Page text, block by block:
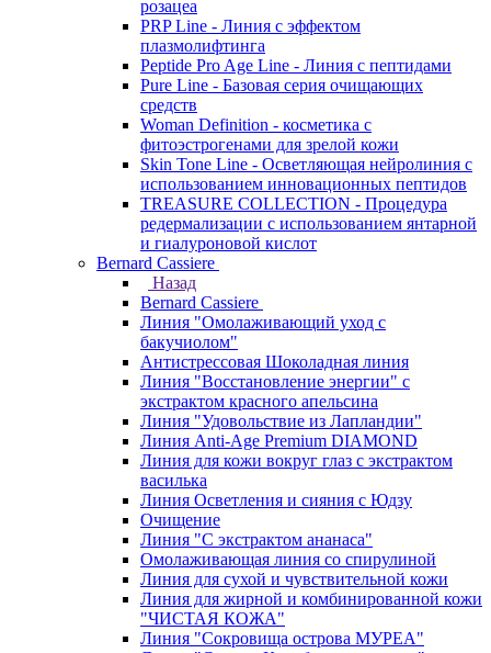
розацеа
PRP Line - Линия с эффектом
плазмолифтинга
Peptide Pro Age Line - Линия с пептидами
Pure Line - Базовая серия очищающих
средств
Woman Definition - косметика с
фитоэстрогенами для зрелой кожи
Skin Tone Line - Осветляющая нейролиния с
использованием инновационных пептидов
TREASURE COLLECTION - Процедура
редермализации с использованием янтарной
и гиалуроновой кислот
Bernard Cassiere
Назад
Bernard Cassiere
Линия "Омолаживающий уход с
бакучиолом"
Антистрессовая Шоколадная линия
Линия "Восстановление энергии" с
экстрактом красного апельсина
Линия "Удовольствие из Лапландии"
Линия Anti-Age Premium DIAMOND
Линия для кожи вокруг глаз с экстрактом
василька
Линия Осветления и сияния с Юдзу
Очищение
Линия "С экстрактом ананаса"
Омолаживающая линия со спирулиной
Линия для сухой и чувствительной кожи
Линия для жирной и комбинированной кожи
"ЧИСТАЯ КОЖА"
Линия "Сокровища острова МУРЕА"